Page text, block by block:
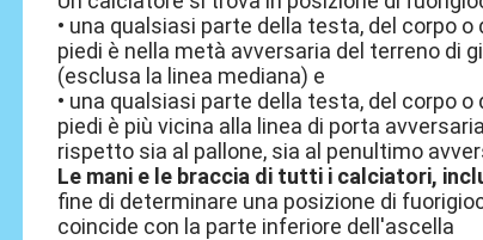
• una qualsiasi parte della testa, del corpo o
piedi è nella metà avversaria del terreno di
(esclusa la linea mediana) e
• una qualsiasi parte della testa, del corpo o
piedi è più vicina alla linea di porta avversaria
rispetto sia al pallone, sia al penultimo
Le mani e le braccia di tutti i calciatori,
fine di determinare una posizione di
coincide con la parte inferiore dell'ascella